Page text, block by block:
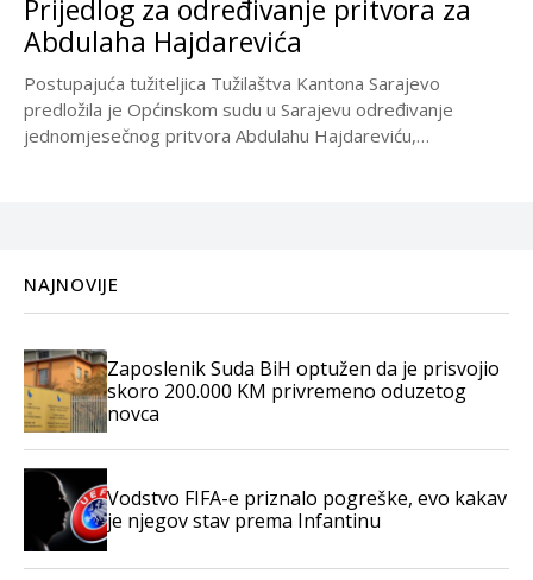
Prijedlog za određivanje pritvora za
Abdulaha Hajdarevića
Postupajuća tužiteljica Tužilaštva Kantona Sarajevo
predložila je Općinskom sudu u Sarajevu određivanje
jednomjesečnog pritvora Abdulahu Hajdareviću,
NAJNOVIJE
Zaposlenik Suda BiH optužen da je prisvojio
skoro 200.000 KM privremeno oduzetog
novca
Vodstvo FIFA-e priznalo pogreške, evo kakav
je njegov stav prema Infantinu